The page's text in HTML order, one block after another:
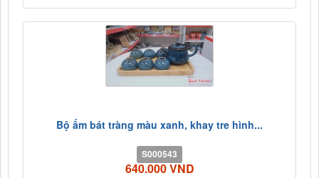
Bộ ấm bát tràng màu xanh, khay tre hình...
S000543
640.000 VND